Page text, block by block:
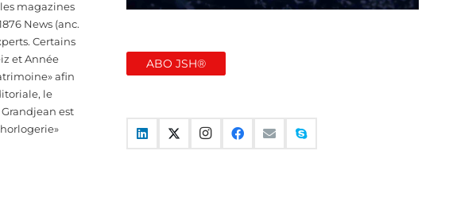
magazines
News (anc.
Certains
et Année
afin
le
est
ABO JSH®